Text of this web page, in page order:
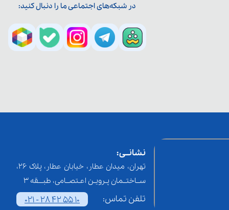
در شبکه‌های اجتماعی ما را دنبال کنید:
نشانــی:
تهران، میدان عطار، خیابان عطار، پلاک 26،
ســاختــمان پـرویـن اعـتصــامی، طبـــقه 3
تلفن تماس: 021 - 28 42 55 10